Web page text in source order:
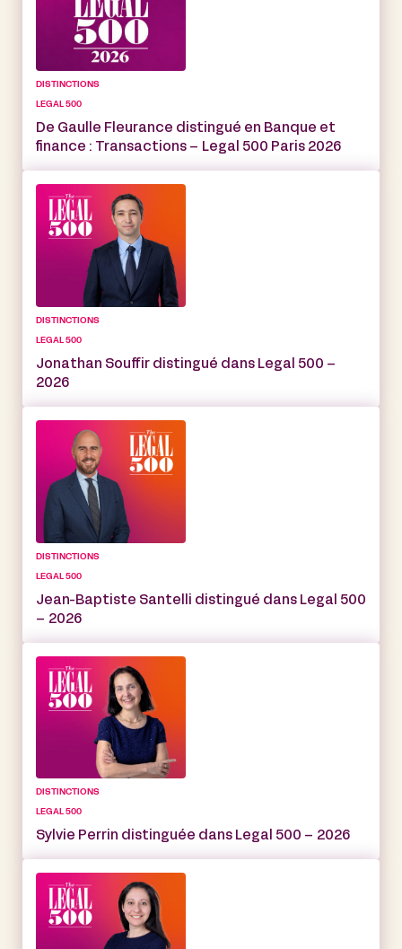
DISTINCTIONS
LEGAL 500
De Gaulle Fleurance distingué en Banque et
finance : Transactions – Legal 500 Paris 2026
DISTINCTIONS
LEGAL 500
Jonathan Souffir distingué dans Legal 500 –
2026
DISTINCTIONS
LEGAL 500
Jean-Baptiste Santelli distingué dans Legal 500
– 2026
DISTINCTIONS
LEGAL 500
Sylvie Perrin distinguée dans Legal 500 – 2026